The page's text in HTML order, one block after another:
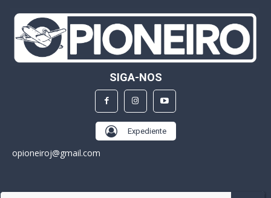
SIGA-NOS
Expediente
opioneiroj@gmail.com